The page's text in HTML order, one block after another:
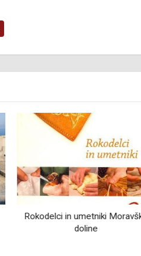
Zgodbe iz preteklosti Izole